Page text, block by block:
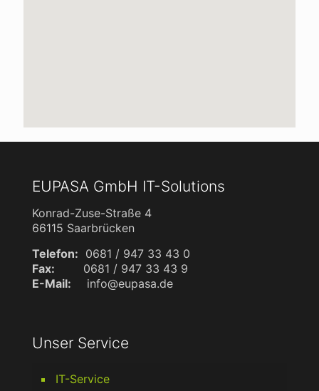
EUPASA GmbH IT-Solutions
Konrad-Zuse-Straße 4
66115 Saarbrücken
Telefon: 0681 / 947 33 43 0
Fax:
0681 / 947 33 43 9
E-Mail:
info@eupasa.de
Unser Service
IT-Service